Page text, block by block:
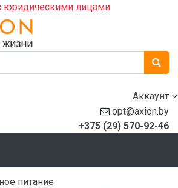
юридическими лицами
Аккаунт
opt@axion.by
+375 (29) 570-92-46
питание